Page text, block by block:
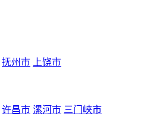
抚州市 上饶市
许昌市 漯河市 三门峡市